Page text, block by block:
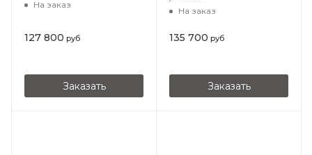
На заказ
127 800 руб
Заказать
На заказ
135 700 руб
Заказать